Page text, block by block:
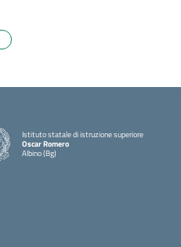
Istituto statale di istruzione superiore
Oscar Romero
Albino (Bg)